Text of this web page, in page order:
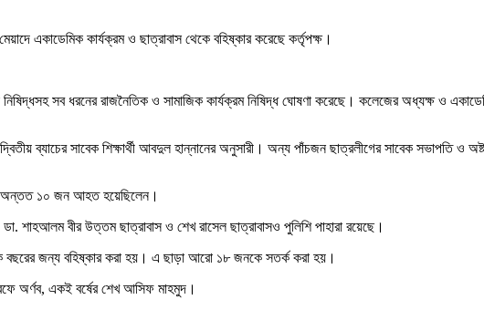
একাডেমিক কার্যক্রম ও ছাত্রাবাস থেকে বহিষ্কার করেছে কর্তৃপক্ষ।
সব ধরনের রাজনৈতিক ও সামাজিক কার্যক্রম নিষিদ্ধ ঘোষণা করেছে। কলেজের অধ্যক্ষ ও
ব্যাচের সাবেক শিক্ষার্থী আবদুল হান্নানের অনুসারী। অন্য পাঁচজন ছাত্রলীগের সাবেক সভাপতি ও অষ্টম
অন্তত ১০ জন আহত হয়েছিলেন।
শাহআলম বীর উত্তম ছাত্রাবাস ও শেখ রাসেল ছাত্রাবাসও পুলিশি পাহারা রয়েছে।
বছরের জন্য বহিষ্কার করা হয়। এ ছাড়া আরো ১৮ জনকে সতর্ক করা হয়।
অর্ণব, একই বর্ষের শেখ আসিফ মাহমুদ।